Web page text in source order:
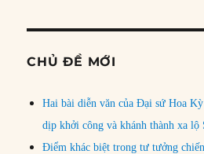
CHỦ ĐỀ MỚI
Hai bài diễn văn của Đại sứ Hoa
dịp khởi công và khánh thành xa lộ
Điểm khác biệt trong tư tưởng